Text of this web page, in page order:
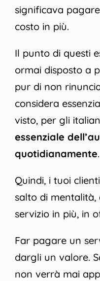
significava
costo in più.
Il punto di questi
ormai disposto a
pur di non
considera
visto, per gli
essenziale
quotidianamente.
Quindi, i tuoi
salto di mentalità,
servizio in più, in
Far pagare un
dargli un valore.
non verrà mai